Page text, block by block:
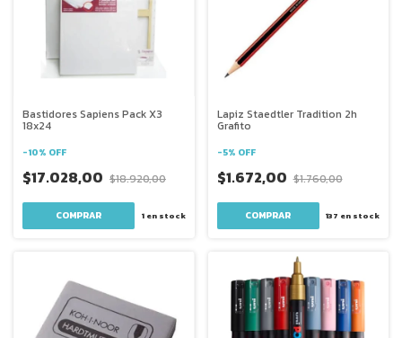
Bastidores Sapiens Pack X3
18x24
-10% OFF
$17.028,00 $18.920,00
1en stock
Lapiz Staedtler Tradition 2h
Grafito
-5% OFF
$1.672,00 $1.760,00
137 en stock